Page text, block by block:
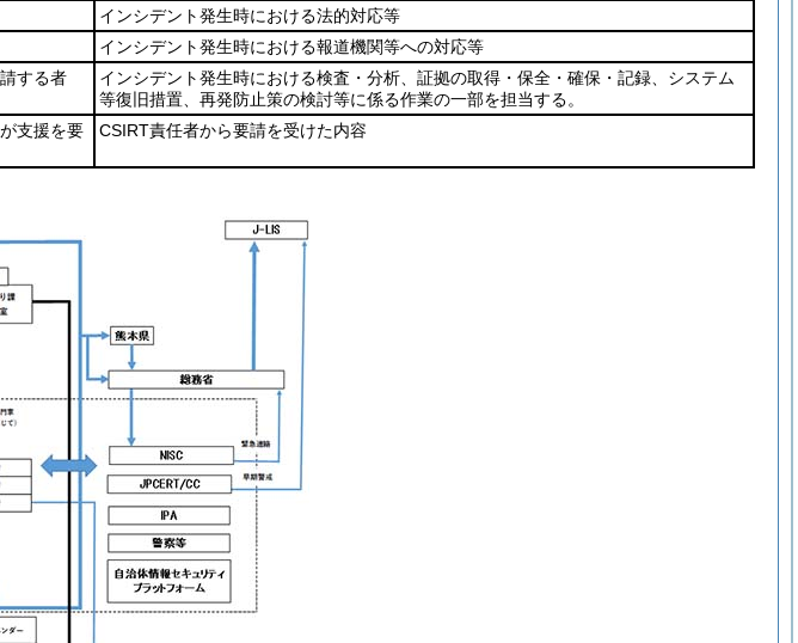
インシデント発生時における法的対応等
インシデント発生時における報道機関等への対応等
する者
インシデント発生時における検査・分析、証拠の取得・保全・確保・記録、システム
等復旧措置、再発防止策の検討等に係る作業の一部を担当する。
支援を要
CSIRT責任者から要請を受けた内容